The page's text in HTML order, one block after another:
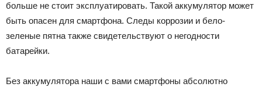
больше не стоит эксплуатировать. Такой аккумулятор может
быть опасен для смартфона. Следы коррозии и бело-
зеленые пятна также свидетельствуют о негодности
батарейки.
Без аккумулятора наши с вами смартфоны абсолютно